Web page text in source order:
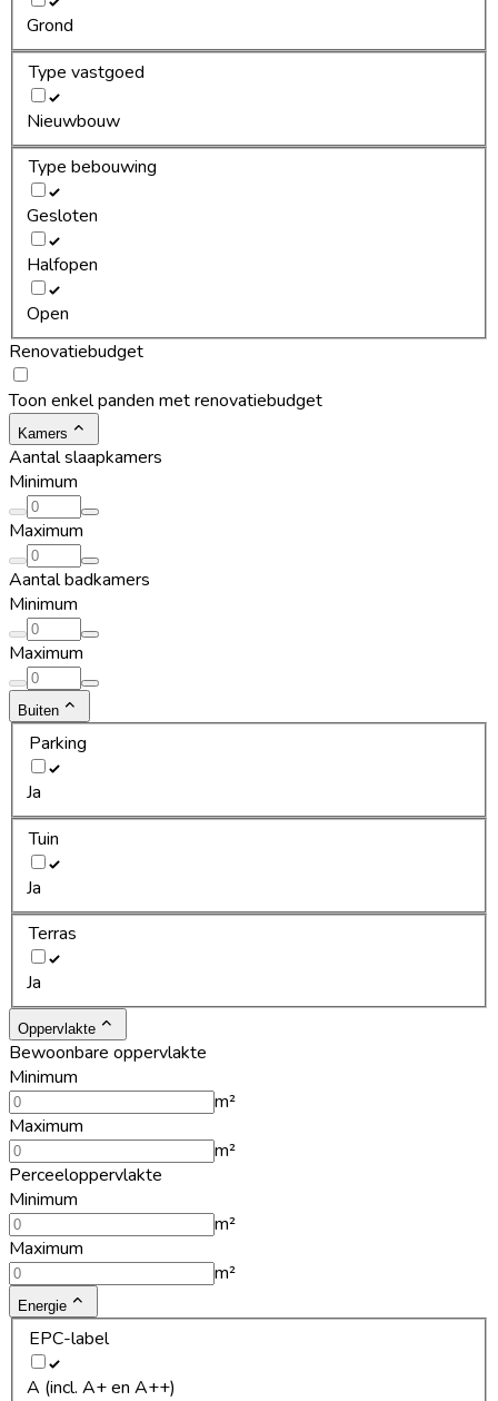
Grond
Type vastgoed
Nieuwbouw
Type bebouwing
Gesloten
Halfopen
Open
Renovatiebudget
Toon enkel panden met renovatiebudget
Kamers
Aantal slaapkamers
Minimum
Maximum
Aantal badkamers
Minimum
Maximum
Buiten
Parking
Ja
Tuin
Ja
Terras
Ja
Oppervlakte
Bewoonbare oppervlakte
Minimum
m²
Maximum
m²
Perceeloppervlakte
Minimum
m²
Maximum
m²
Energie
EPC-label
A (incl. A+ en A++)